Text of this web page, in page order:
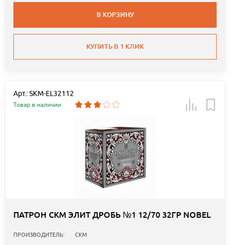
В КОРЗИНУ
КУПИТЬ В 1 КЛИК
Арт.: SKM-EL32112
Товар в наличии
ПАТРОН СКМ ЭЛИТ ДРОБЬ №1 12/70 32ГР NOBEL
ПРОИЗВОДИТЕЛЬ: СКМ